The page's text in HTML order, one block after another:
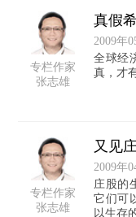
专栏作家
张志雄
真假
2009年
全球经
真，才
专栏作家
张志雄
又见
2009年
庄股的
它们可
以生存